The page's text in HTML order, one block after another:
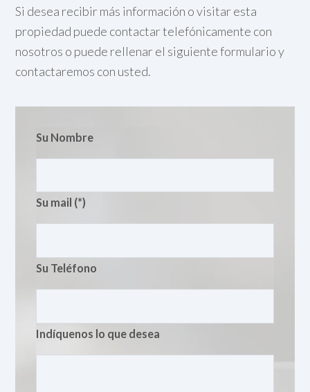
Si desea recibir más información o visitar esta
propiedad puede contactar telefónicamente con
nosotros o puede rellenar el siguiente formulario y
contactaremos con usted.
Su Nombre
Su mail (*)
Su Teléfono
Indíquenos lo que desea